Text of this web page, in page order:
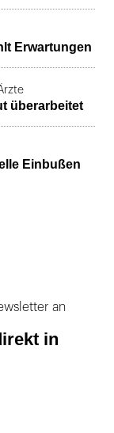
Erwartungen
überarbeitet
Einbußen
an
in